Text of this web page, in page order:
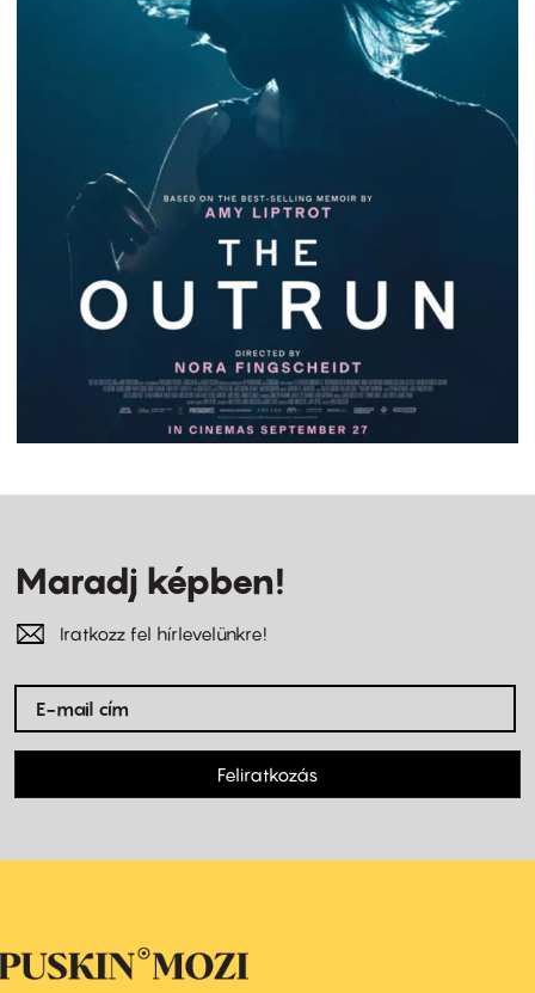
Maradj képben!
Iratkozz fel hírlevelünkre!
Feliratkozás